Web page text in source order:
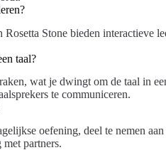
Stone bieden interactieve
taal?
wat je dwingt om de taal in
te communiceren.
oefening, deel te nemen
partners.